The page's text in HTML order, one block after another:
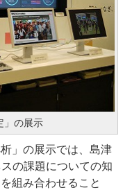
」の展示
」の展示では、島津
の課題についての知
組み合わせること